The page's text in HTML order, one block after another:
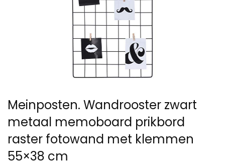
Meinposten. Wandrooster zwart
metaal memoboard prikbord
raster fotowand met klemmen
55×38 cm